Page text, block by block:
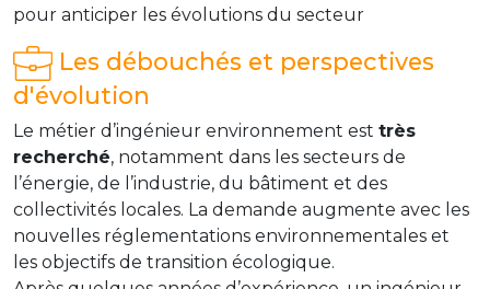
pour anticiper les évolutions du secteur
Les débouchés et perspectives
d'évolution
Le métier d’ingénieur environnement est très
recherché, notamment dans les secteurs de
l’énergie, de l’industrie, du bâtiment et des
collectivités locales. La demande augmente avec les
nouvelles réglementations environnementales et
les objectifs de transition écologique.